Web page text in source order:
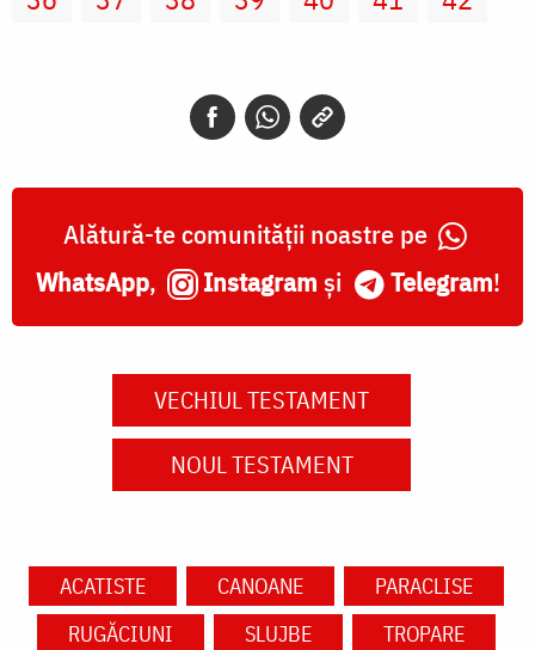
Alătură-te comunității noastre pe
WhatsApp, Instagram și Telegram!
VECHIUL TESTAMENT
NOUL TESTAMENT
ACATISTE CANOANE
PARACLISE
RUGĂCIUNI
SLUJBE
TROPARE